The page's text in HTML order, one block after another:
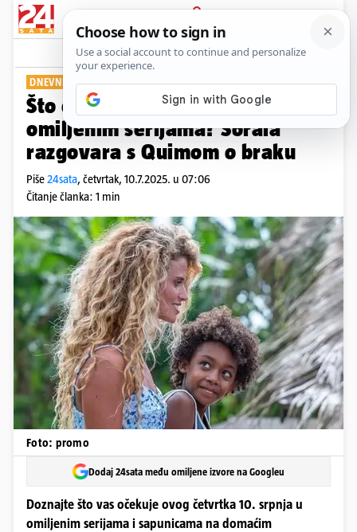
PRIJAVA
Show Komentari
DNEVNI PREGLED
Što ćete gledati danas u svojim
omiljenim serijama? Soraia
razgovara s Quimom o braku
Piše24sata, četvrtak, 10.7.2025. u 07:06
Čitanje članka: 1 min
Foto: promo
Dodaj 24sata među omiljene izvore na Googleu
Doznajte što vas očekuje ovog četvrtka 10. srpnja u
omiljenim serijama i sapunicama na domaćim